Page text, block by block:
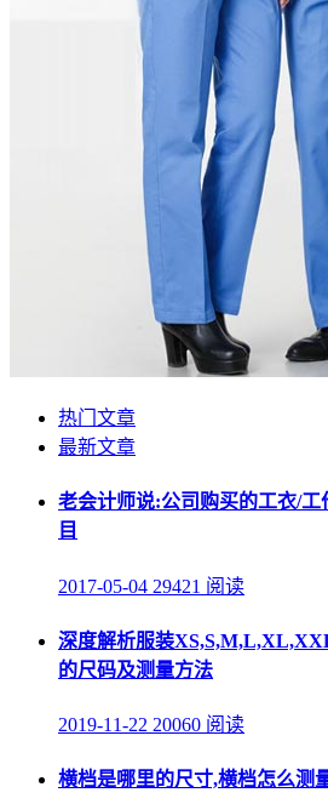
热门文章
最新文章
老会计师说:公司购买的工衣/
目
2017-05-04 29421 阅读
深度解析服装
的尺码及测量方法
2019-11-22 20060 阅读
横档是哪里的尺寸,横档怎么测